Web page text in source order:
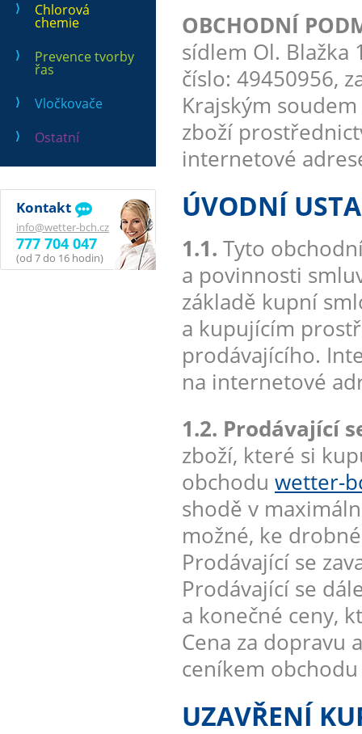
Chlorová
chemie
Prevence tvorby
řas
Vločkovače
Ostatní
Kontakt
info@wetter-bch.cz
777 704 047
(od 7 do 16 hodin)
OBCHODNÍ
sídlem Ol. Blažka
číslo: 49450956,
Krajským
zboží
internetové
ÚVODNÍ
1.1. Tyto
a povinnosti
základě kupní
a kupujícím
prodávajícího.
na internetové
1.2. Prodávající
zboží, které si
obchodu wetter-
shodě v
možné, ke
Prodávající se
Prodávající se
a konečné ceny,
Cena za dopravu
ceníkem
UZAVŘENÍ